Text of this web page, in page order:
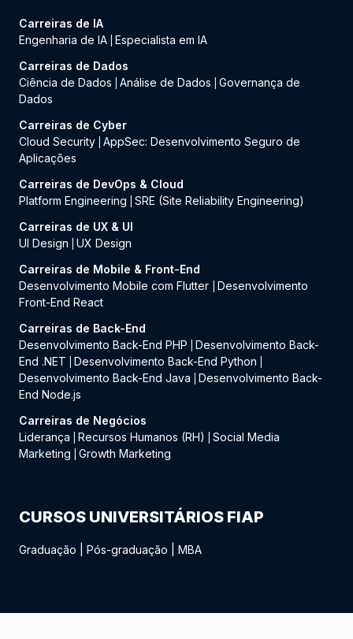
Carreiras de IA
Engenharia de IA Especialista em IA
Carreiras de Dados
Ciência de Dados
Análise de Dados
Governança de
Dados
Carreiras de Cyber
Cloud Security AppSec: Desenvolvimento Seguro de
Aplicações
Carreiras de DevOps & Cloud
Platform Engineering
SRE (Site Reliability Engineering)
Carreiras de UX & UI
UI Design
UX Design
Carreiras de Mobile & Front-End
Desenvolvimento Mobile com Flutter
Desenvolvimento
Front-End React
Carreiras de Back-End
Desenvolvimento Back-End PHP
Desenvolvimento Back-
End .NET
Desenvolvimento Back-End Python
Desenvolvimento Back-End Java
Desenvolvimento Back-
End Node.js
Carreiras de Negócios
Liderança
Recursos Humanos (RH)
Social Media
Marketing
Growth Marketing
CURSOS UNIVERSITÁRIOS FIAP
Graduação Pós-graduação MBA